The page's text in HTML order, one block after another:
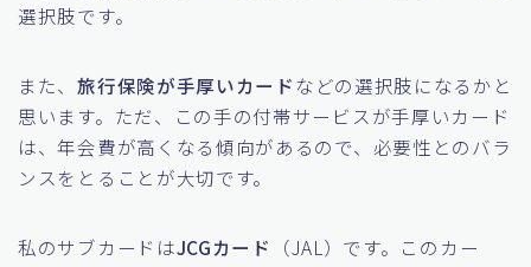
選択肢です。
また、旅行保険が手厚いカードなどの選択肢になるかと
思います。ただ、この手の付帯サービスが手厚いカード
は、年会費が高くなる傾向があるので、必要性とのバラ
ンスをとることが大切です。
私のサブカードはJCGカード
（JAL）です。このカー